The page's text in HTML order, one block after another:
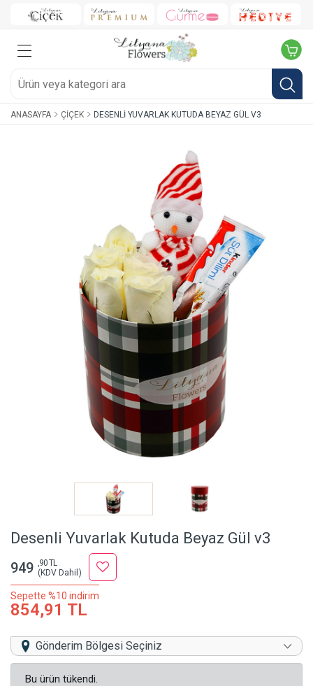
ANASAYFA ÇIÇEK DESENLI YUVARLAK KUTUDA BEYAZ GÜL V3
Desenli Yuvarlak Kutuda Beyaz Gül v3
949 ,90 TL
(KDV Dahil)
Sepette %10 indirim
854,91 TL
Gönderim Bölgesi Seçiniz
Bu ürün tükendi.